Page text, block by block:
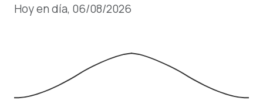
Hoy en día, 06/08/2026